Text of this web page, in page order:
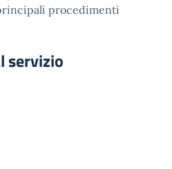
procedimenti
servizio